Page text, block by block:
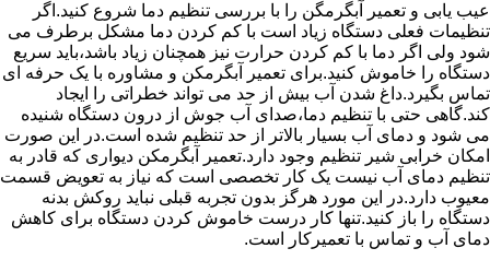
عیب یابی و تعمیر آبگرمگن را با بررسی تنظیم دما شروع کنید.اگر
تنظیمات فعلی دستگاه زیاد است با کم کردن دما مشکل برطرف می
شود ولی اگر دما با کم کردن حرارت نیز همچنان زیاد باشد،باید سریع
دستگاه را خاموش کنید.برای تعمیر آبگرمکن و مشاوره با یک حرفه ای
تماس بگیرد.داغ شدن آب بیش از حد می تواند خطراتی را ایجاد
کند.گاهی حتی با تنظیم دما،صدای آب جوش از درون دستگاه شنیده
می شود و دمای آب بسیار بالاتر از حد تنظیم شده است.در این صورت
امکان خرابی شیر تنظیم وجود دارد.تعمیر آبگرمکن دیواری که قادر به
تنظیم دمای آب نیست یک کار تخصصی است که نیاز به تعویض قسمت
معیوب دارد.در این مورد هرگز بدون تجربه قبلی نباید روکش بدنه
دستگاه را باز کنید.تنها کار درست خاموش کردن دستگاه برای کاهش
دمای آب و تماس با تعمیرکار است.